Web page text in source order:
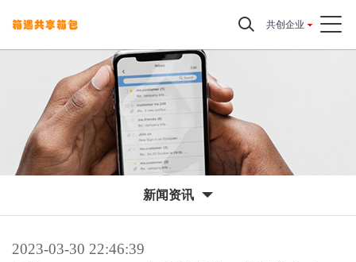
共创企业
新闻资讯
2023-03-30 22:46:39